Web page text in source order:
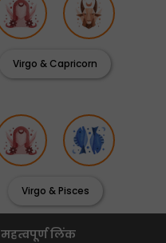
Virgo & Capricorn
Virgo & Pisces
महत्वपूर्ण लिंक